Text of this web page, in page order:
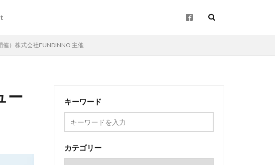
）株式会社FUNDINNO 主催
ー
キーワード
カテゴリー
カオスマップ
起業
企画
地方創生